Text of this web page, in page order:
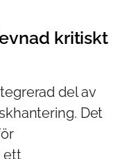
kritiskt
del av
Det
ett